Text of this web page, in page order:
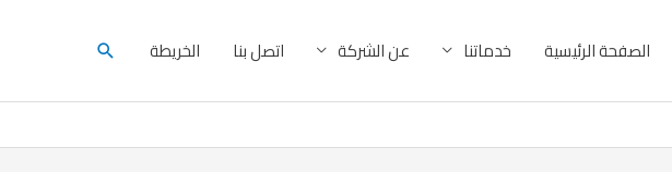
الصفحة الرئيسية خدماتنا عن الشركة اتصل بنا الخريطة البحث